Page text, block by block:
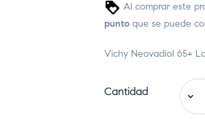
Al comprar este
punto que se puede
Vichy Neovadiol 65+
Cantidad